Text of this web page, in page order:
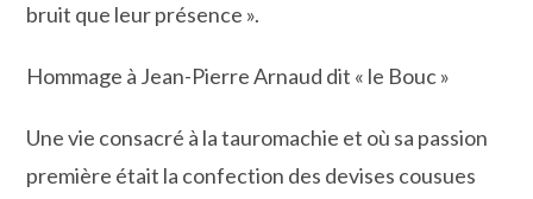
bruit que leur présence ».
Hommage à Jean-Pierre Arnaud dit « le Bouc »
Une vie consacré à la tauromachie et où sa passion
première était la confection des devises cousues